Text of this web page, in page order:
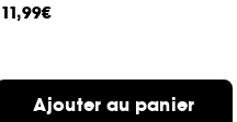
11,99€
Ajouter au panier